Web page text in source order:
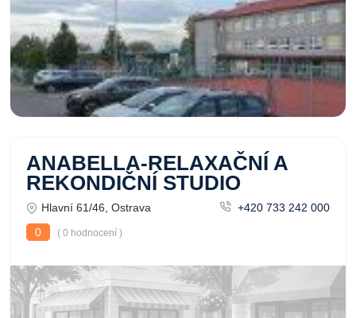
ANABELLA-RELAXAČNÍ A
REKONDIČNÍ STUDIO
Hlavní 61/46, Ostrava
+420 733 242 000
0
( 0 hodnocení )